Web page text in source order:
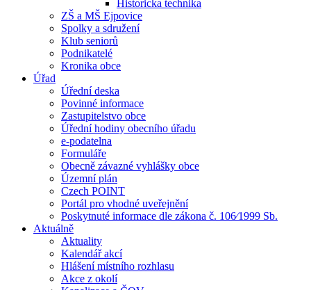
Historicka technika
ZŠ a MŠ Ejpovice
Spolky a sdružení
Klub seniorů
Podnikatelé
Kronika obce
Úřad
Úřední deska
Povinné informace
Zastupitelstvo obce
Úřední hodiny obecního úřadu
e-podatelna
Formuláře
Obecně závazné vyhlášky obce
Územní plán
Czech POINT
Portál pro vhodné uveřejnění
Poskytnuté informace dle zákona č. 106⁄1999 Sb.
Aktuálně
Aktuality
Kalendář akcí
Hlášení místního rozhlasu
Akce z okolí